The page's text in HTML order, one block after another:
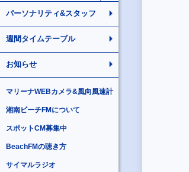
パーソナリティ&スタッフ
週間タイムテーブル
お知らせ
マリーナWEBカメラ&風向風速計
湘南ビーチFMについて
スポットCM募集中
BeachFMの聴き方
サイマルラジオ